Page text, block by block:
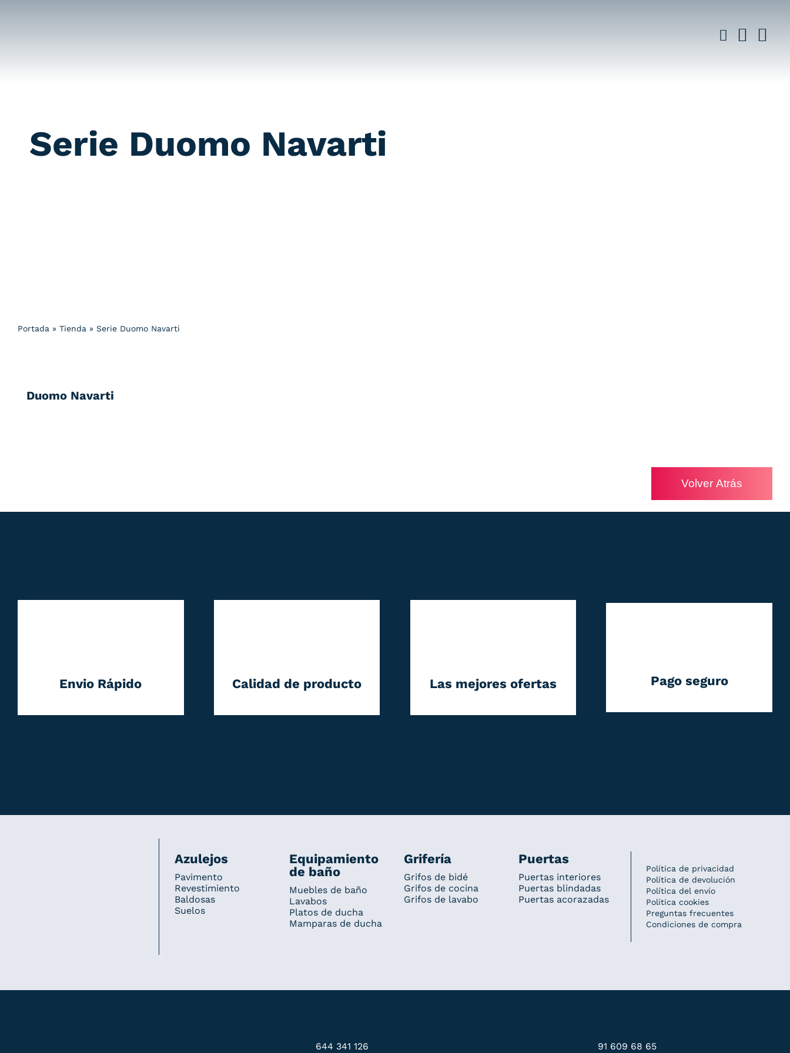
Serie Duomo Navarti
Portada » Tienda » Serie Duomo Navarti
Duomo Navarti
Volver Atrás
Envio Rápido Calidad de producto Las mejores ofertas Pago seguro
Azulejos
Pavimento
Revestimiento
Baldosas
Suelos
Equipamiento
de baño
Muebles de baño
Lavabos
Platos de ducha
Mamparas de ducha
Grifería
Grifos de bidé
Grifos de cocina
Grifos de lavabo
Puertas
Puertas interiores
Puertas blindadas
Puertas acorazadas
Política de privacidad
Política de devolución
Política del envío
Política cookies
Preguntas frecuentes
Condiciones de compra
644 341 126 91 609 68 65